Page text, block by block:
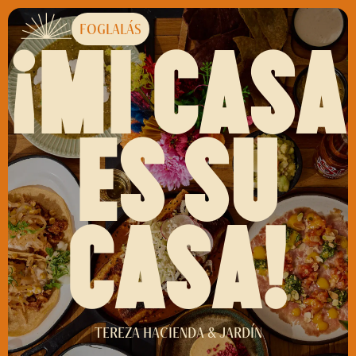
FOGLALÁS
¡MI CASA
ES SU
CASA!
TEREZA HACIENDA & JARDÍN